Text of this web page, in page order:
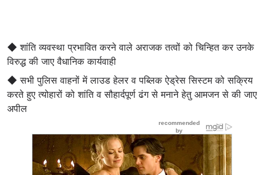
◆ शांति व्यवस्था प्रभावित करने वाले अराजक तत्वों को चिन्हित कर उनके
विरुद्ध की जाए वैधानिक कार्यवाही
◆ सभी पुलिस वाहनों में लाउड हेलर व पब्लिक ऐड्रेस सिस्टम को सक्रिय
करते हुए त्योहारों को शांति व सौहार्दपूर्ण ढंग से मनाने हेतु आमजन से की जाए
अपील